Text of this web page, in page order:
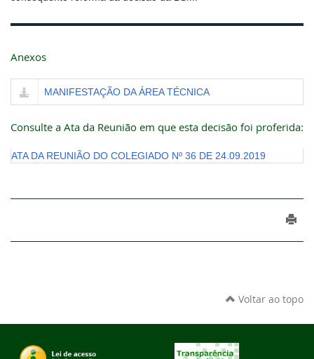
Anexos
MANIFESTAÇÃO DA ÁREA TÉCNICA
Consulte a Ata da Reunião em que esta decisão foi proferida:
ATA DA REUNIÃO DO COLEGIADO Nº 36 DE 24.09.2019
Voltar ao topo